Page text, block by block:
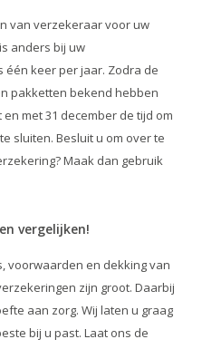
van verzekeraar voor uw
anders bij uw
één keer per jaar. Zodra de
pakketten bekend hebben
met 31 december de tijd om
sluiten. Besluit u om over te
Maak dan gebruik
vergelijken!
voorwaarden en dekking van
zijn groot. Daarbij
aan zorg. Wij laten u graag
bij u past. Laat ons de